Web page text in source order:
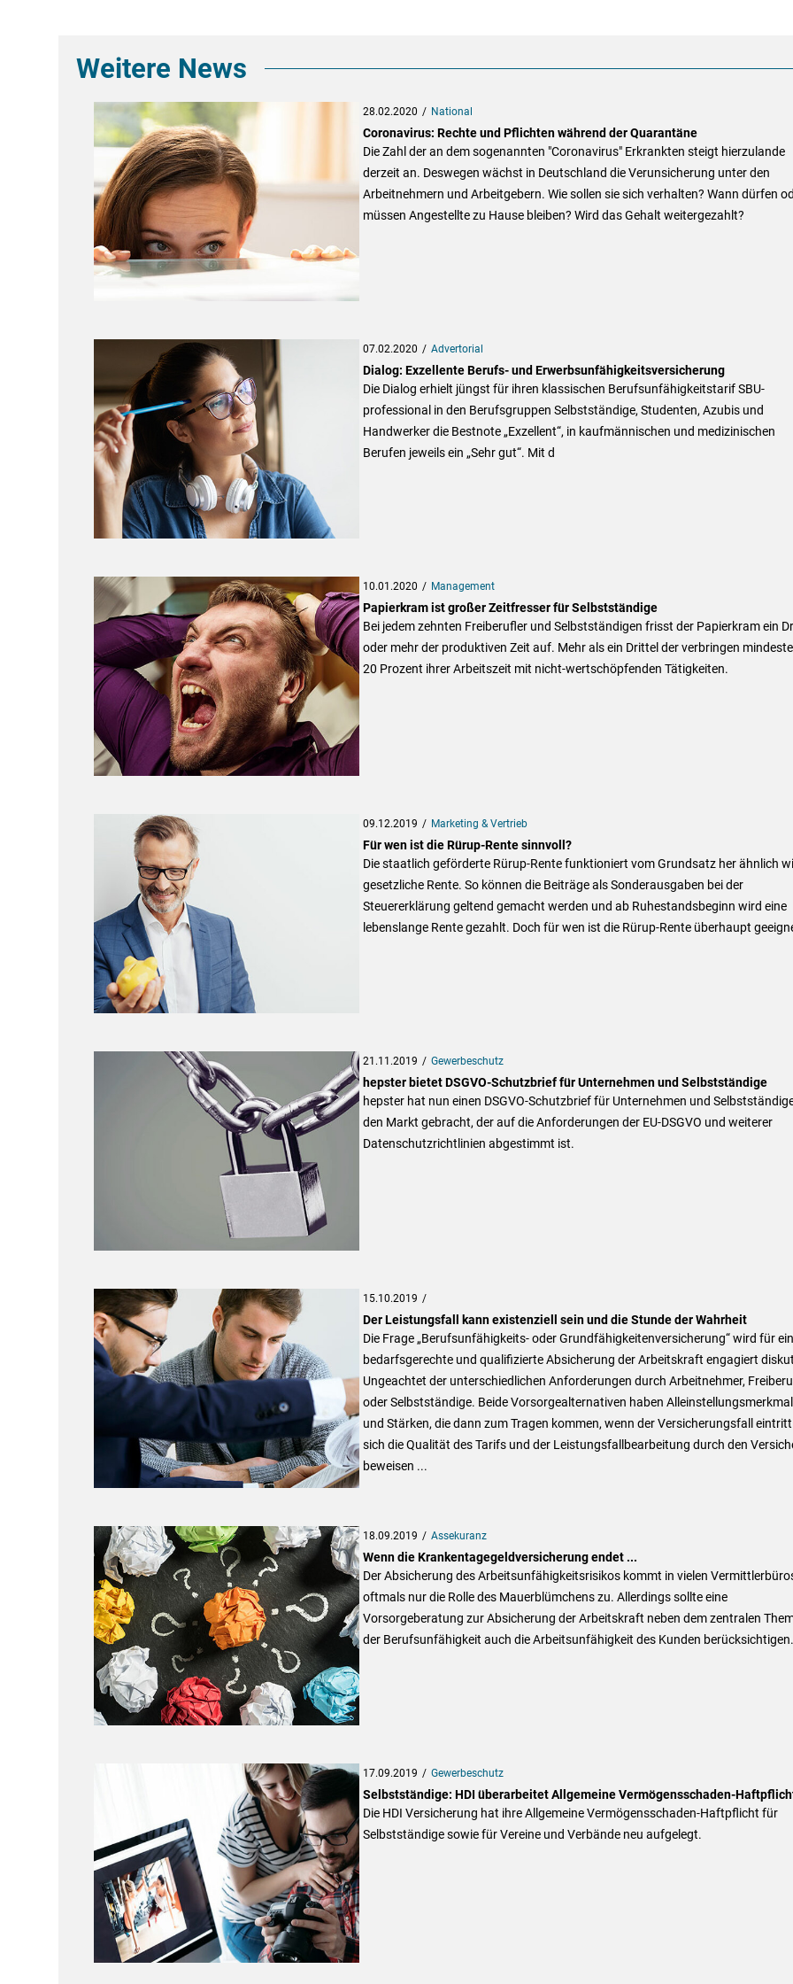
Weitere News
28.02.2020 National
Coronavirus: Rechte und Pflichten während der Quarantäne
Die Zahl der an dem sogenannten "Coronavirus" Erkrankten steigt hierzulande
derzeit an. Deswegen wächst in Deutschland die Verunsicherung unter den
Arbeitnehmern und Arbeitgebern. Wie sollen sie sich verhalten? Wann dürfen
müssen Angestellte zu Hause bleiben? Wird das Gehalt weitergezahlt?
07.02.2020 Advertorial
Dialog: Exzellente Berufs- und Erwerbsunfähigkeitsversicherung
Die Dialog erhielt jüngst für ihren klassischen Berufsunfähigkeitstarif SBU-
professional in den Berufsgruppen Selbstständige, Studenten, Azubis und
Handwerker die Bestnote „Exzellent“, in kaufmännischen und medizinischen
Berufen jeweils ein „Sehr gut“. Mit d
10.01.2020 Management
Papierkram ist großer Zeitfresser für Selbstständige
Bei jedem zehnten Freiberufler und Selbstständigen frisst der Papierkram ein
oder mehr der produktiven Zeit auf. Mehr als ein Drittel der verbringen
20 Prozent ihrer Arbeitszeit mit nicht-wertschöpfenden Tätigkeiten.
09.12.2019 Marketing & Vertrieb
Für wen ist die Rürup-Rente sinnvoll?
Die staatlich geförderte Rürup-Rente funktioniert vom Grundsatz her ähnlich
gesetzliche Rente. So können die Beiträge als Sonderausgaben bei der
Steuererklärung geltend gemacht werden und ab Ruhestandsbeginn wird eine
lebenslange Rente gezahlt. Doch für wen ist die Rürup-Rente überhaupt
21.11.2019 Gewerbeschutz
hepster bietet DSGVO-Schutzbrief für Unternehmen und Selbstständige
hepster hat nun einen DSGVO-Schutzbrief für Unternehmen und
den Markt gebracht, der auf die Anforderungen der EU-DSGVO und weiterer
Datenschutzrichtlinien abgestimmt ist.
15.10.2019
Der Leistungsfall kann existenziell sein und die Stunde der Wahrheit
Die Frage „Berufsunfähigkeits- oder Grundfähigkeitenversicherung“ wird für
bedarfsgerechte und qualifizierte Absicherung der Arbeitskraft engagiert
Ungeachtet der unterschiedlichen Anforderungen durch Arbeitnehmer,
oder Selbstständige. Beide Vorsorgealternativen haben
und Stärken, die dann zum Tragen kommen, wenn der Versicherungsfall
sich die Qualität des Tarifs und der Leistungsfallbearbeitung durch den
beweisen ...
18.09.2019 Assekuranz
Wenn die Krankentagegeldversicherung endet ...
Der Absicherung des Arbeitsunfähigkeitsrisikos kommt in vielen
oftmals nur die Rolle des Mauerblümchens zu. Allerdings sollte eine
Vorsorgeberatung zur Absicherung der Arbeitskraft neben dem zentralen
der Berufsunfähigkeit auch die Arbeitsunfähigkeit des Kunden berücksichtigen.
17.09.2019 Gewerbeschutz
Selbstständige: HDI überarbeitet Allgemeine Vermögensschaden-
Die HDI Versicherung hat ihre Allgemeine Vermögensschaden-Haftpflicht für
Selbstständige sowie für Vereine und Verbände neu aufgelegt.